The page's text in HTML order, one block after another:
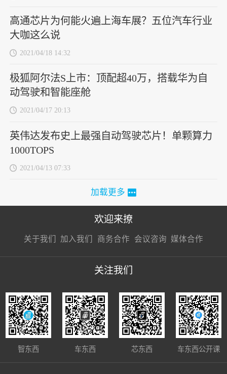
高通芯片为何能火遍上海车展？五位汽车行业
大咖这么说
2021/04/18 14:32
极狐阿尔法S上市：顶配超40万，搭载华为自
动驾驶和智能座舱
2021/04/17 20:13
英伟达发布史上最强自动驾驶芯片！单颗算力
1000TOPS
2021/04/13 07:33
加载更多
欢迎来撩
关于我们 加入我们
接扔简历
商务合作
接开聊
会议咨询 媒体合作
接开聊
关注我们
智东西 车东西 芯东西 车东西公开课